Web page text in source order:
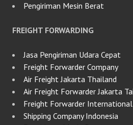
Pengiriman Mesin Berat
FREIGHT FORWARDING
Jasa Pengiriman Udara Cepat
Freight Forwarder Company
Air Freight Jakarta Thailand
Air Freight Forwarder Jakarta
Freight Forwarder
Shipping Company Indonesia